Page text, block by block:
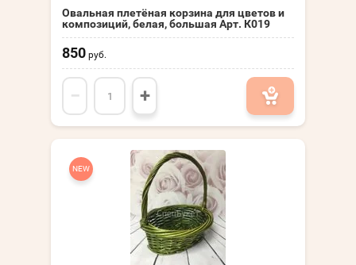
Овальная плетёная корзина для цветов и
композиций, белая, большая Арт. К019
850 руб.
− +
NEW